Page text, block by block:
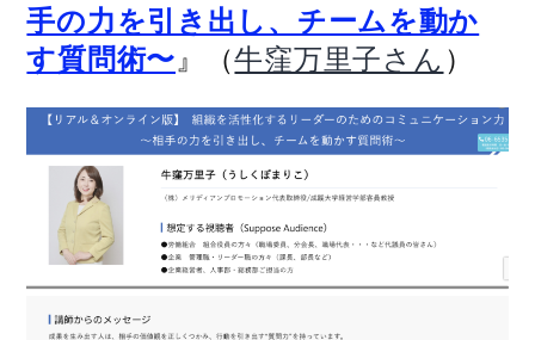
手の力を引き出し、チームを動か
す質問術〜 』（牛窪万里子さん ）